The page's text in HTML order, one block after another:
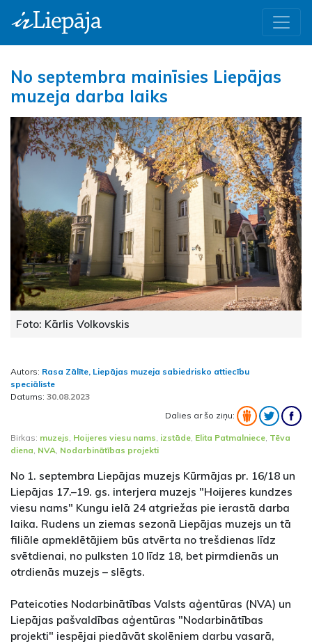
No septembra mainīsies Liepājas
muzeja darba laiks
Foto: Kārlis Volkovskis
Autors: Rasa Zālīte, Liepājas muzeja sabiedrisko attiecību
speciāliste
Datums: 30.08.2023
Dalies ar šo ziņu:
Birkas: muzejs, Hoijeres viesu nams, izstāde, Elita Patmalniece, Tēva
diena, NVA, Nodarbinātības projekti
No 1. septembra Liepājas muzejs Kūrmājas pr. 16/18 un
Liepājas 17.–19. gs. interjera muzejs "Hoijeres kundzes
viesu nams" Kungu ielā 24 atgriežas pie ierastā darba
laika. Rudens un ziemas sezonā Liepājas muzejs un tā
filiāle apmeklētājiem būs atvērta no trešdienas līdz
svētdienai, no pulksten 10 līdz 18, bet pirmdienās un
otrdienās muzejs – slēgts.
Pateicoties Nodarbinātības Valsts aģentūras (NVA) un
Liepājas pašvaldības aģentūras "Nodarbinātības
projekti" iespējai piedāvāt skolēniem darbu vasarā,